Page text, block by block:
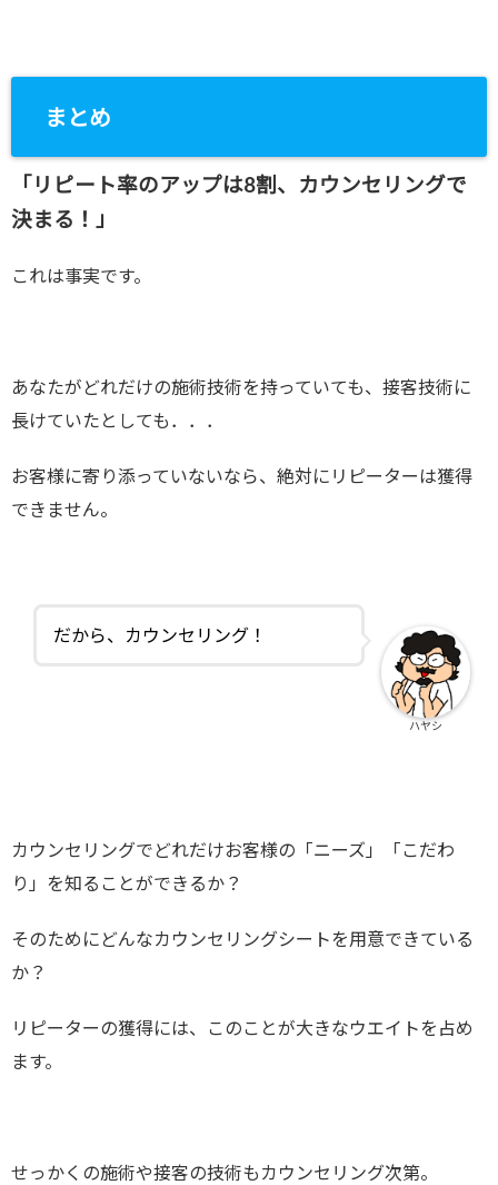
まとめ
「リピート率のアップは8割、カウンセリングで
決まる！」
これは事実です。
あなたがどれだけの施術技術を持っていても、接客技術に
長けていたとしても．．．
お客様に寄り添っていないなら、絶対にリピーターは獲得
できません。
だから、カウンセリング！
ハヤシ
カウンセリングでどれだけお客様の「ニーズ」「こだわ
り」を知ることができるか？
そのためにどんなカウンセリングシートを用意できている
か？
リピーターの獲得には、このことが大きなウエイトを占め
ます。
せっかくの施術や接客の技術もカウンセリング次第。